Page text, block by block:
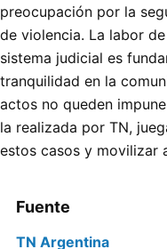
preocupación por la
de violencia. La labor
sistema judicial es
tranquilidad en la
actos no queden
la realizada por TN,
estos casos y movilizar
Fuente
TN Argentina